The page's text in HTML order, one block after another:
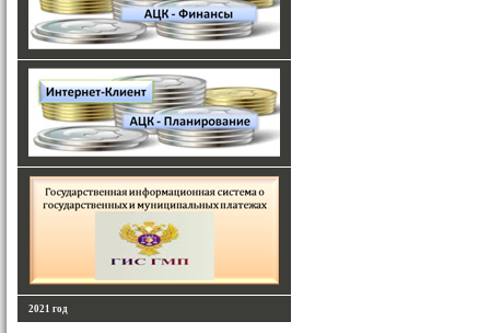
2021 год